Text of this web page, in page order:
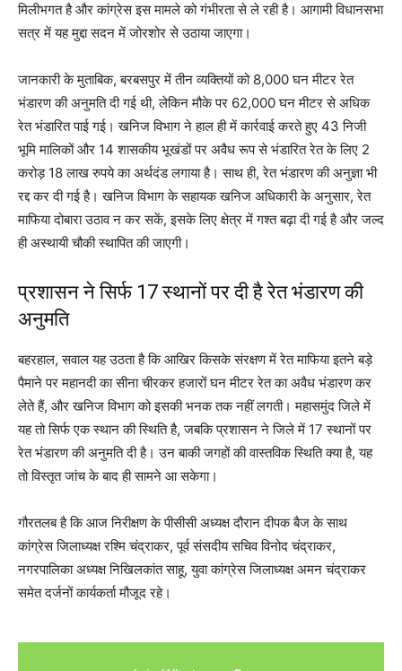
मिलीभगत है और कांग्रेस इस मामले को गंभीरता से ले रही है। आगामी विधानसभा
सत्र में यह मुद्दा सदन में जोरशोर से उठाया जाएगा।
जानकारी के मुताबिक, बरबसपुर में तीन व्यक्तियों को 8,000 घन मीटर रेत
भंडारण की अनुमति दी गई थी, लेकिन मौके पर 62,000 घन मीटर से अधिक
रेत भंडारित पाई गई। खनिज विभाग ने हाल ही में कार्रवाई करते हुए 43 निजी
भूमि मालिकों और 14 शासकीय भूखंडों पर अवैध रूप से भंडारित रेत के लिए 2
करोड़ 18 लाख रुपये का अर्थदंड लगाया है। साथ ही, रेत भंडारण की अनुज्ञा भी
रद्द कर दी गई है। खनिज विभाग के सहायक खनिज अधिकारी के अनुसार, रेत
माफिया दोबारा उठाव न कर सकें, इसके लिए क्षेत्र में गश्त बढ़ा दी गई है और जल्द
ही अस्थायी चौकी स्थापित की जाएगी।
प्रशासन ने सिर्फ 17 स्थानों पर दी है रेत भंडारण की
अनुमति
बहरहाल, सवाल यह उठता है कि आखिर किसके संरक्षण में रेत माफिया इतने बड़े
पैमाने पर महानदी का सीना चीरकर हजारों घन मीटर रेत का अवैध भंडारण कर
लेते हैं, और खनिज विभाग को इसकी भनक तक नहीं लगती। महासमुंद जिले में
यह तो सिर्फ एक स्थान की स्थिति है, जबकि प्रशासन ने जिले में 17 स्थानों पर
रेत भंडारण की अनुमति दी है। उन बाकी जगहों की वास्तविक स्थिति क्या है, यह
तो विस्तृत जांच के बाद ही सामने आ सकेगा।
गौरतलब है कि आज निरीक्षण के पीसीसी अध्यक्ष दौरान दीपक बैज के साथ
कांग्रेस जिलाध्यक्ष रश्मि चंद्राकर, पूर्व संसदीय सचिव विनोद चंद्राकर,
नगरपालिका अध्यक्ष निखिलकांत साहू, युवा कांग्रेस जिलाध्यक्ष अमन चंद्राकर
समेत दर्जनों कार्यकर्ता मौजूद रहे।